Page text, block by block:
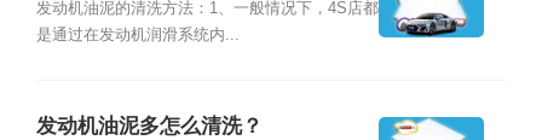
发动机油泥的清洗方法：1、一般情况下，4S店都
是通过在发动机润滑系统内...
发动机油泥多怎么清洗？